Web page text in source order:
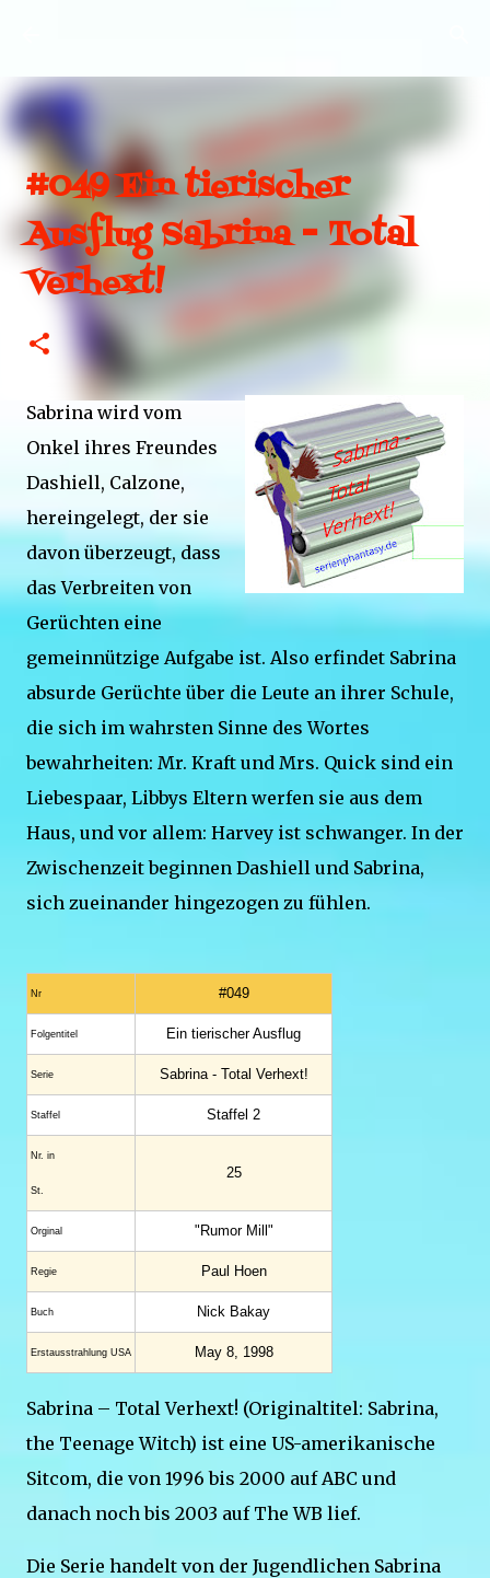
#049 Ein tierischer
Ausflug Sabrina - Total
Verhext!
Sabrina wird vom
Onkel ihres Freundes
Dashiell, Calzone,
hereingelegt, der sie
davon überzeugt, dass
das Verbreiten von
Gerüchten eine
gemeinnützige Aufgabe ist. Also erfindet Sabrina
absurde Gerüchte über die Leute an ihrer Schule,
die sich im wahrsten Sinne des Wortes
bewahrheiten: Mr. Kraft und Mrs. Quick sind ein
Liebespaar, Libbys Eltern werfen sie aus dem
Haus, und vor allem: Harvey ist schwanger. In der
Zwischenzeit beginnen Dashiell und Sabrina,
sich zueinander hingezogen zu fühlen.
Nr #049
Folgentitel Ein tierischer Ausflug
Serie Sabrina - Total Verhext!
Staffel Staffel 2
Nr. in
St.
25
Orginal "Rumor Mill"
Regie Paul Hoen
Buch Nick Bakay
Erstaus­strahlung USA May 8, 1998
Sabrina – Total Verhext! (Originaltitel: Sabrina,
the Teenage Witch) ist eine US-amerikanische
Sitcom, die von 1996 bis 2000 auf ABC und
danach noch bis 2003 auf The WB lief.
Die Serie handelt von der Jugendlichen Sabrina